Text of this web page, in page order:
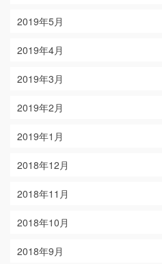
2019年5月
2019年4月
2019年3月
2019年2月
2019年1月
2018年12月
2018年11月
2018年10月
2018年9月